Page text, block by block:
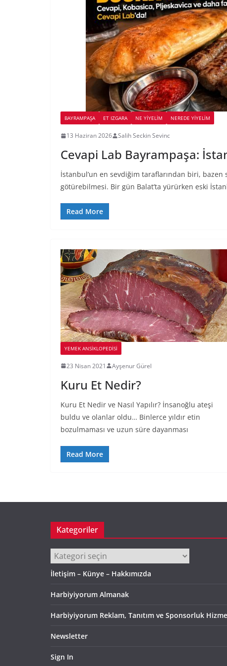
BAYRAMPAŞA ET IZGARA NE YİYELİM NEREDE YİYELİM
13 Haziran 2026 Salih Seckin Sevinc
Cevapi Lab Bayrampaşa:
İstanbul’un en sevdiğim taraflarından biri,
götürebilmesi. Bir gün Balat’ta yürürken eski
Read More
YEMEK ANSİKLOPEDİSİ
23 Nisan 2021 Ayşenur Gürel
Kuru Et Nedir?
Kuru Et Nedir ve Nasıl Yapılır? İnsanoğlu ateşi
buldu ve olanlar oldu… Binlerce yıldır etin
bozulmaması ve uzun süre dayanması
Read More
Kategoriler
Kategoriler
İletişim – Künye – Hakkımızda
Harbiyiyorum Almanak
Harbiyiyorum Reklam, Tanıtım ve Sponsorluk
Newsletter
Sign In